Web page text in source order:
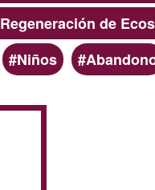
Regeneración de
Niños